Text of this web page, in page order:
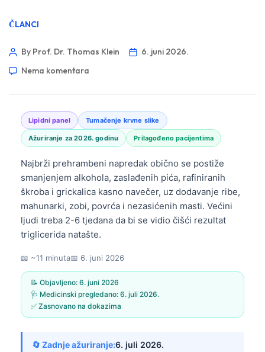
ČLANCI
By Prof. Dr. Thomas Klein
6. juni 2026.
Nema komentara
Lipidni panel Tumačenje krvne slike
Ažuriranje za 2026. godinu Prilagođeno pacijentima
Najbrži prehrambeni napredak obično se postiže
smanjenjem alkohola, zaslađenih pića, rafiniranih
škroba i grickalica kasno navečer, uz dodavanje ribe,
mahunarki, zobi, povrća i nezasićenih masti. Većini
ljudi treba 2-6 tjedana da bi se vidio čišći rezultat
triglicerida natašte.
📖 ~11 minuta📅 6. juni 2026
📝 Objavljeno: 6. juni 2026
🩺 Medicinski pregledano: 6. juli 2026.
✅ Zasnovano na dokazima
🔄 Zadnje ažuriranje:6. juli 2026.